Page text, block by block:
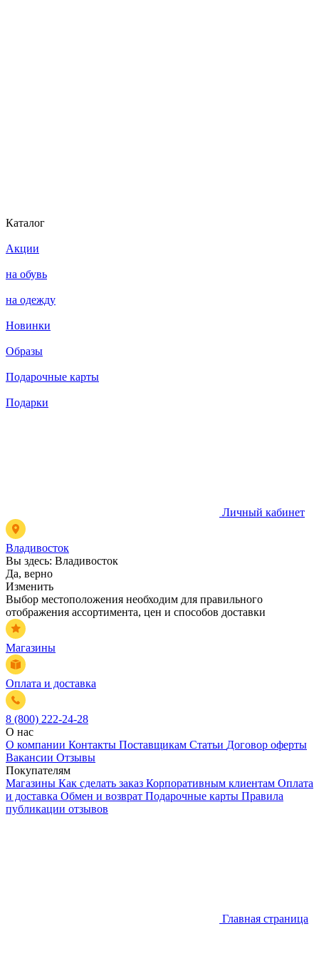
Каталог
Акции
на обувь
на одежду
Новинки
Образы
Подарочные карты
Подарки
Личный кабинет
Владивосток
Вы здесь: Владивосток
Да, верно
Изменить
Выбор местоположения необходим для правильного
отображения ассортимента, цен и способов доставки
Магазины
Оплата и доставка
8 (800) 222-24-28
О нас
О компании Контакты Поставщикам Статьи Договор оферты
Вакансии Отзывы
Покупателям
Магазины Как сделать заказ Корпоративным клиентам Оплата
и доставка Обмен и возврат Подарочные карты Правила
публикации отзывов
Главная страница